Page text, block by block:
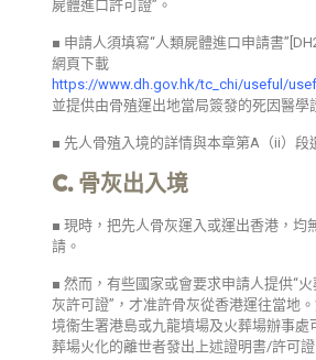
屍體進口許可證”。
■ 申請人須填寫“人類屍體進口申請書
網頁下載
https://www.dh.gov.hk/tc_chi/useful/
並提供由骨殖運出地當局簽發的死因醫學
■ 先人骨殖入境的詳情與本章第A（ii）段
C. 骨灰出入境
■ 現時，把先人骨灰運入或運出香港，均
請。
■ 然而，有些國家或會要求申請人提供“火
灰許可證”，才准許骨灰從香港運往當地
境衞生署港島或九龍墳場及火葬場辦事處
葬場火化的離世者發出上述證明書/許可證